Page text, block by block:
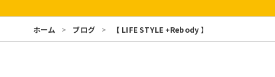
ホーム ブログ 【 LIFE STYLE +Rebody 】